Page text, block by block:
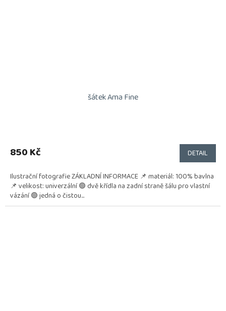
šátek Ama Fine
850 Kč DETAIL
Ilustrační fotografie ZÁKLADNÍ INFORMACE 📌 materiál: 100% bavlna
📌 velikost: univerzální 🟢 dvě křídla na zadní straně šálu pro vlastní
vázání 🟢 jedná o čistou...